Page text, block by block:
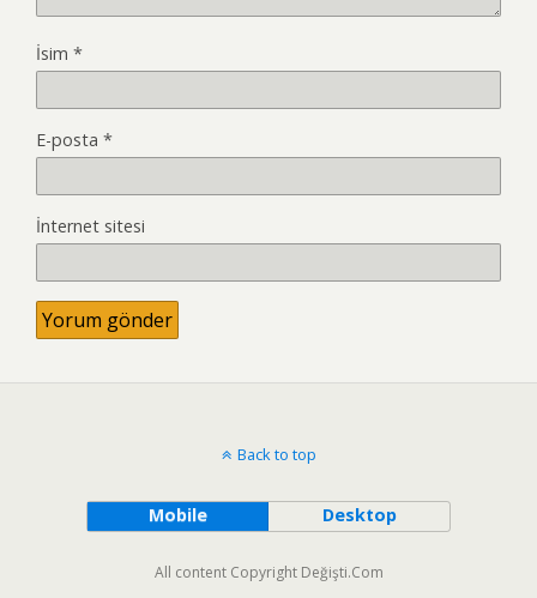
İsim *
E-posta *
İnternet sitesi
Back to top
Mobile Desktop
All content Copyright Değişti.Com